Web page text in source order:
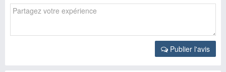
Publier l'avis